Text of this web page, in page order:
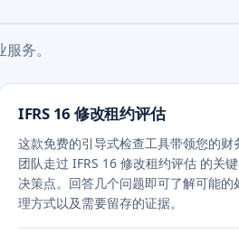
务。
IFRS 16 修改租约评估
这款免费的引导式检查工具带领您的财
团队走过 IFRS 16 修改租约评估 的关键
决策点。回答几个问题即可了解可能的
理方式以及需要留存的证据。